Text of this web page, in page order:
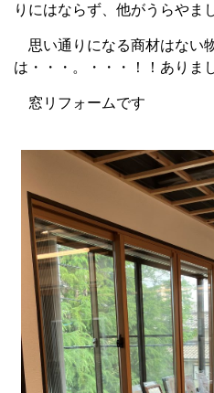
りにはならず、他がうらやま
思い通りになる商材はない
は・・・。・・・！！ありま
窓リフォームです